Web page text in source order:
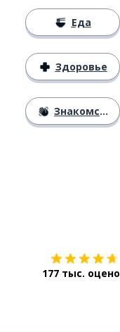
Еда
Здоровье
Знакомство
177 тыс.